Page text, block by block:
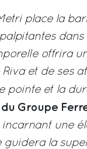
place la
offrira
et de ses
pointe et la
du Groupe
une
guidera la